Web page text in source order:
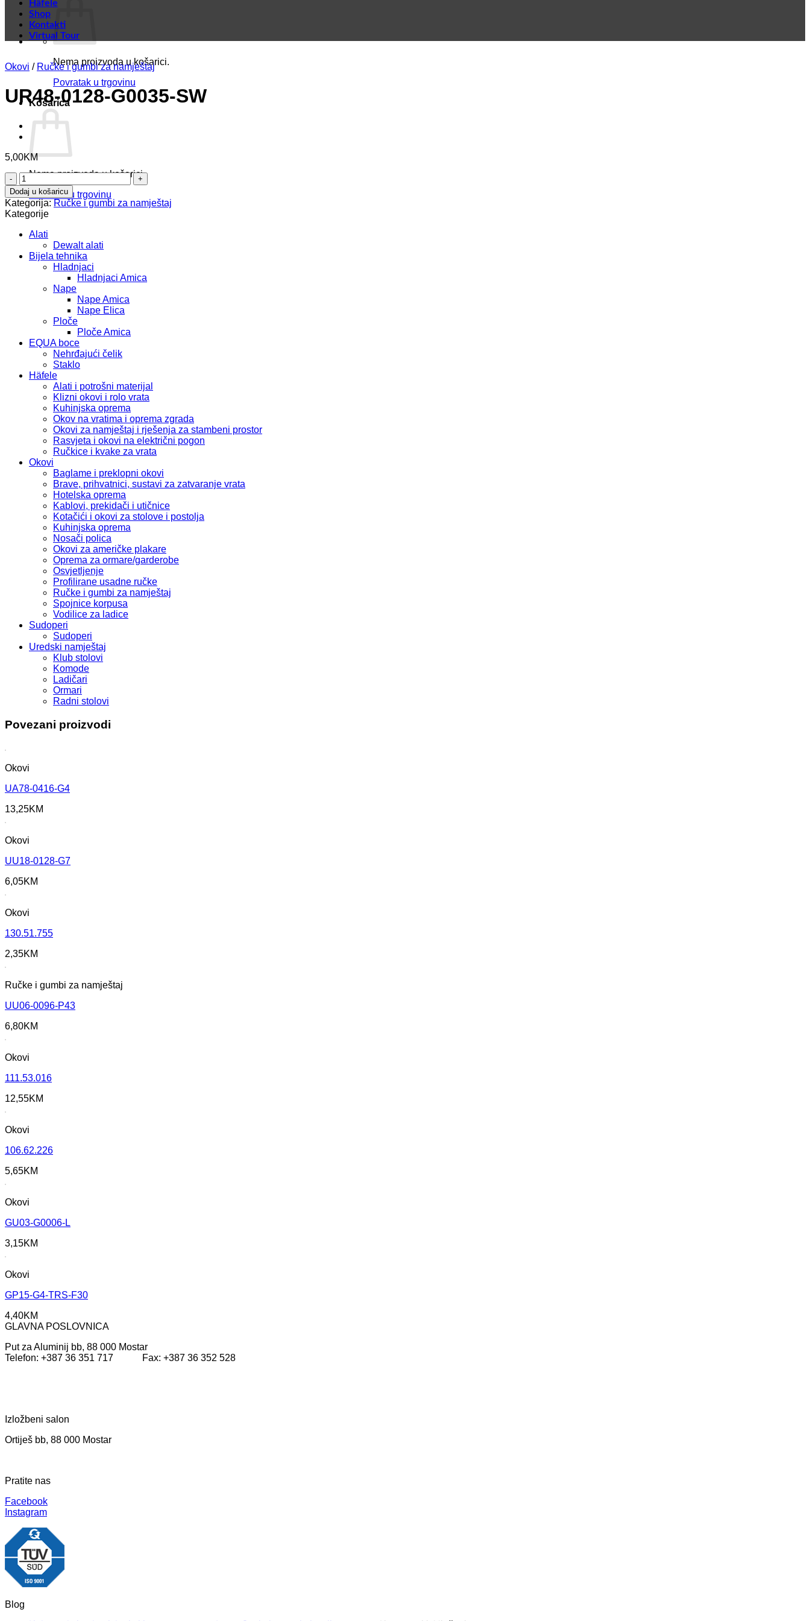
Nema proizvoda u košarici.
Povratak u trgovinu
Košarica
Nema proizvoda u košarici.
Povratak u trgovinu
Häfele
Shop
Kontakti
Virtual Tour
Okovi / Ručke i gumbi za namještaj
UR48-0128-G0035-SW
5,00KM
UR48-
0128-
G0035-
SW
količina
Dodaj u košaricu
Kategorija: Ručke i gumbi za namještaj
Kategorije
Alati
Dewalt alati
Bijela tehnika
Hladnjaci
Hladnjaci Amica
Nape
Nape Amica
Nape Elica
Ploče
Ploče Amica
EQUA boce
Nehrđajući čelik
Staklo
Häfele
Alati i potrošni materijal
Klizni okovi i rolo vrata
Kuhinjska oprema
Okov na vratima i oprema zgrada
Okovi za namještaj i rješenja za stambeni prostor
Rasvjeta i okovi na električni pogon
Ručkice i kvake za vrata
Okovi
Baglame i preklopni okovi
Brave, prihvatnici, sustavi za zatvaranje vrata
Hotelska oprema
Kablovi, prekidači i utičnice
Kotačići i okovi za stolove i postolja
Kuhinjska oprema
Nosači polica
Okovi za američke plakare
Oprema za ormare/garderobe
Osvjetljenje
Profilirane usadne ručke
Ručke i gumbi za namještaj
Spojnice korpusa
Vodilice za ladice
Sudoperi
Sudoperi
Uredski namještaj
Klub stolovi
Komode
Ladičari
Ormari
Radni stolovi
Povezani proizvodi
Okovi
UA78-0416-G4
13,25KM
Okovi
UU18-0128-G7
6,05KM
Okovi
130.51.755
2,35KM
Ručke i gumbi za namještaj
UU06-0096-P43
6,80KM
Okovi
111.53.016
12,55KM
Okovi
106.62.226
5,65KM
Okovi
GU03-G0006-L
3,15KM
Okovi
GP15-G4-TRS-F30
4,40KM
GLAVNA POSLOVNICA
Put za Aluminij bb, 88 000 Mostar
Telefon: +387 36 351 717 Fax: +387 36 352 528
Izložbeni salon
Ortiješ bb, 88 000 Mostar
Pratite nas
Facebook
Instagram
Blog